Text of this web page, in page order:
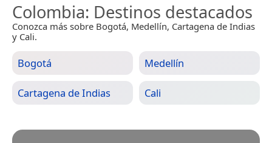
Colombia: Destinos destacados
Conozca más sobre Bogotá, Medellín, Cartagena de Indias
y Cali.
Bogotá Medellín
Cartagena de Indias Cali